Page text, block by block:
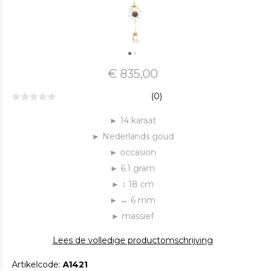
€ 835,00
(0)
► 14 karaat
► Nederlands goud
► occasion
► 6.1 gram
► ↕ 18 cm
► ↔ 6 mm
► massief
Lees de volledige productomschrijving
Artikelcode: A1421